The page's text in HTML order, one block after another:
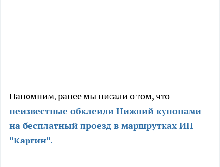
Напомним, ранее мы писали о том, что
неизвестные обклеили Нижний купонами
на бесплатный проезд в маршрутках ИП
"Каргин".